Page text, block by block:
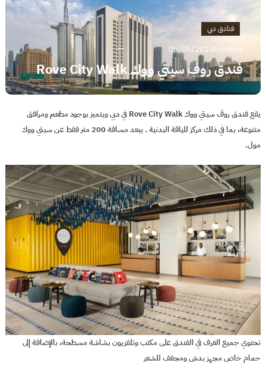
فنادق دبي
05/05/2024fondeq
فندق روف سيتي ووك Rove City Walk
يقع فندق روڤ سيتي ووك Rove City Walk في دبي ويتميز بوجود مطعم ومرافق
متنوعة، بما في ذلك مركز للياقة البدنية . يبعد مسافة 200 متر فقط عن سيتي ووك
مول.
تحتوي جميع الغرف في الفندق على مكتب وتلفزيون بشاشة مسطحة، بالإضافة إلى
حمام خاص مجهز بدش ومجفف للشعر